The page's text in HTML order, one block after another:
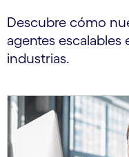
Descubre cómo
agentes escalables
industrias.